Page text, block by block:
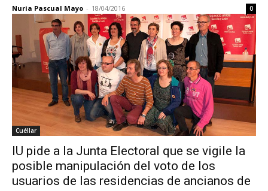
Nuria Pascual Mayo - 18/04/2016 0
Cuéllar
IU pide a la Junta Electoral que se vigile la
posible manipulación del voto de los
usuarios de las residencias de ancianos de